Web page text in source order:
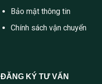
Bảo mật thông tin
Chính sách vận chuyển
ĐĂNG KÝ TƯ VẤN